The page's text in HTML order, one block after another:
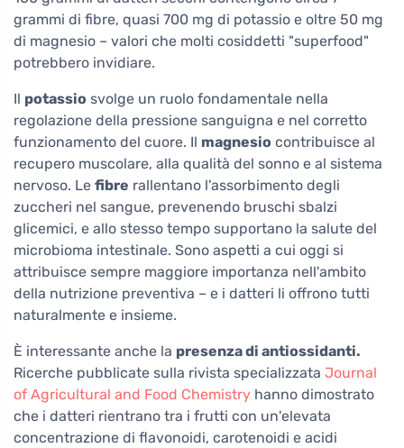
grammi di fibre, quasi 700 mg di potassio e oltre 50 mg
di magnesio – valori che molti cosiddetti "superfood"
potrebbero invidiare.
Il potassio svolge un ruolo fondamentale nella
regolazione della pressione sanguigna e nel corretto
funzionamento del cuore. Il magnesio contribuisce al
recupero muscolare, alla qualità del sonno e al sistema
nervoso. Le fibre rallentano l'assorbimento degli
zuccheri nel sangue, prevenendo bruschi sbalzi
glicemici, e allo stesso tempo supportano la salute del
microbioma intestinale. Sono aspetti a cui oggi si
attribuisce sempre maggiore importanza nell'ambito
della nutrizione preventiva – e i datteri li offrono tutti
naturalmente e insieme.
È interessante anche la presenza di antiossidanti.
Ricerche pubblicate sulla rivista specializzata Journal
of Agricultural and Food Chemistry hanno dimostrato
che i datteri rientrano tra i frutti con un'elevata
concentrazione di flavonoidi, carotenoidi e acidi